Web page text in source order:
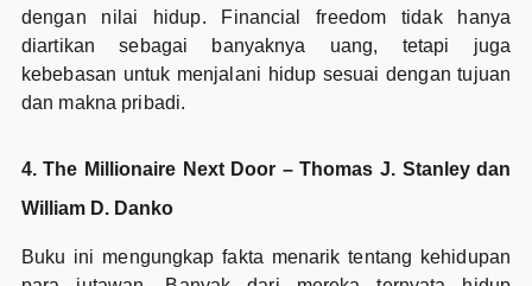
dengan nilai hidup. Financial freedom tidak hanya
diartikan sebagai banyaknya uang, tetapi juga
kebebasan untuk menjalani hidup sesuai dengan tujuan
dan makna pribadi.
4. The Millionaire Next Door – Thomas J. Stanley dan
William D. Danko
Buku ini mengungkap fakta menarik tentang kehidupan